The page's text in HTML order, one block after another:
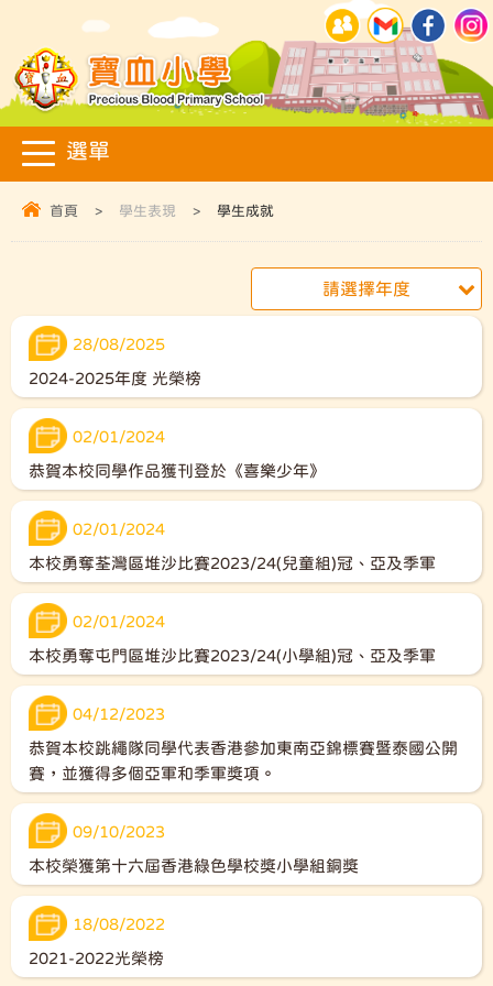
首頁 > 學生表現 > 學生成就
請選擇年度
28/08/2025
2024-2025年度 光榮榜
02/01/2024
恭賀本校同學作品獲刊登於《喜樂少年》
02/01/2024
本校勇奪荃灣區堆沙比賽2023/24(兒童組)冠、亞及季軍
02/01/2024
本校勇奪屯門區堆沙比賽2023/24(小學組)冠、亞及季軍
04/12/2023
恭賀本校跳繩隊同學代表香港參加東南亞錦標賽暨泰國公開
賽，並獲得多個亞軍和季軍獎項。
09/10/2023
本校榮獲第十六屆香港綠色學校獎小學組銅獎
18/08/2022
2021-2022光榮榜